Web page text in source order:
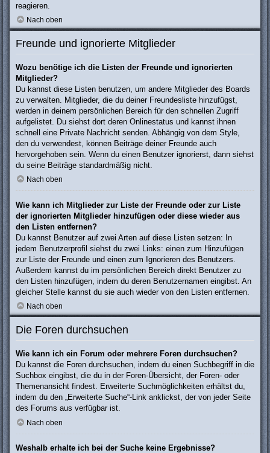
reagieren.
Nach oben
Freunde und ignorierte Mitglieder
Wozu benötige ich die Listen der Freunde und ignorierten
Mitglieder?
Du kannst diese Listen benutzen, um andere Mitglieder des Boards
zu verwalten. Mitglieder, die du deiner Freundesliste hinzufügst,
werden in deinem persönlichen Bereich für den schnellen Zugriff
aufgelistet. Du siehst dort deren Onlinestatus und kannst ihnen
schnell eine Private Nachricht senden. Abhängig von dem Style,
den du verwendest, können Beiträge deiner Freunde auch
hervorgehoben sein. Wenn du einen Benutzer ignorierst, dann siehst
du seine Beiträge standardmäßig nicht.
Nach oben
Wie kann ich Mitglieder zur Liste der Freunde oder zur Liste
der ignorierten Mitglieder hinzufügen oder diese wieder aus
den Listen entfernen?
Du kannst Benutzer auf zwei Arten auf diese Listen setzen: In
jedem Benutzerprofil siehst du zwei Links: einen zum Hinzufügen
zur Liste der Freunde und einen zum Ignorieren des Benutzers.
Außerdem kannst du im persönlichen Bereich direkt Benutzer zu
den Listen hinzufügen, indem du deren Benutzernamen eingibst. An
gleicher Stelle kannst du sie auch wieder von den Listen entfernen.
Nach oben
Die Foren durchsuchen
Wie kann ich ein Forum oder mehrere Foren durchsuchen?
Du kannst die Foren durchsuchen, indem du einen Suchbegriff in die
Suchbox eingibst, die du in der Foren-Übersicht, der Foren- oder
Themenansicht findest. Erweiterte Suchmöglichkeiten erhältst du,
indem du den „Erweiterte Suche“-Link anklickst, der von jeder Seite
des Forums aus verfügbar ist.
Nach oben
Weshalb erhalte ich bei der Suche keine Ergebnisse?